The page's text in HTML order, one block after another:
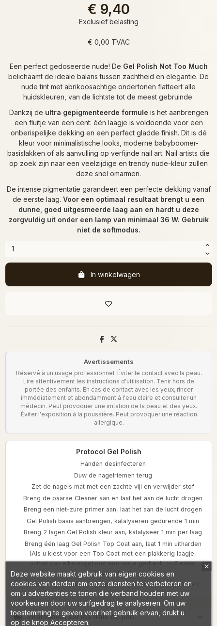
€ 9,40
Exclusief belasting
€ 0,00 TVAC
Een perfect gedoseerde nude! De Gel Polish Not Too Much
belichaamt de ideale balans tussen zachtheid en elegantie. De
nude tint met abrikoosachtige ondertonen flatteert alle
huidskleuren, van de lichtste tot de meest gebruinde.
Dankzij de ultra gepigmenteerde formule is het aanbrengen
een fluitje van een cent: één laagje is voldoende voor een
onberispelijke dekking en een perfect gladde finish. Dit is dé
kleur voor minimalistische looks, moderne babyboomer-
basislakken of als aanvulling op verfijnde nail art. Nail artists die
op zoek zijn naar een veelzijdige en trendy nude-kleur zullen
deze snel omarmen.
De intense pigmentatie garandeert een perfecte dekking vanaf
de eerste laag. Voor een optimaal resultaat brengt u een
dunne, goed uitgesmeerde laag aan en hardt u deze
zorgvuldig uit onder een lamp van minimaal 36 W. Gebruik
niet de softmodus.
In winkelwagen
Avertissements
Réservé à un usage professionnel. Éviter le contact avec la peau.
Lire attentivement les instructions d'utilisation. Tenir hors de
portée des enfants. En cas de contact avec les yeux, rincer
immédiatement et abondamment à l'eau claire et consulter un
médecin. Peut provoquer une irritation de la peau et des yeux.
Éviter l'exposition à la poussière. Peut provoquer une réaction
allergique.
Protocol Gel Polish
Handen desinfecteren
Duw de nagelriemen terug
Zet de nagels mat met een zachte vijl en verwijder stof
Breng de paarse Cleaner aan en laat het aan de lucht drogen
Breng een niet-zure primer aan, laat het aan de lucht drogen
Gel Polish basis aanbrengen, katalyseren gedurende 1 min
Breng 2 lagen Gel Polish kleur aan, katalyseer 1 min per laag
Breng één laag Gel Polish Top Coat aan, laat 1 min uitharden
(Als u kiest voor een Top Coat met een plakkerig laagje,
ontvet dan elke nagel met een watje gedrenkt in Cleaner
Super Shine)
Breng nagelriemolie aan op de nagelriem en je bent klaar!
Information sur les frais de port
Deze website maakt gebruik van eigen cookies en
cookies van derden om onze diensten te verbeteren en
om u advertenties te tonen die verband houden met uw
voorkeuren door uw surfgedrag te analyseren. Om uw
toestemming te geven voor het gebruik ervan, drukt u
op de knop Accepteren.